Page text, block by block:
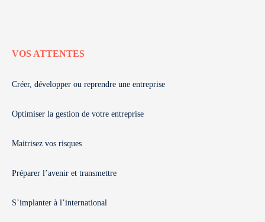
VOS ATTENTES
Créer, développer ou reprendre une entreprise
Optimiser la gestion de votre entreprise
Maitrisez vos risques
Préparer l’avenir et transmettre
S’implanter à l’international